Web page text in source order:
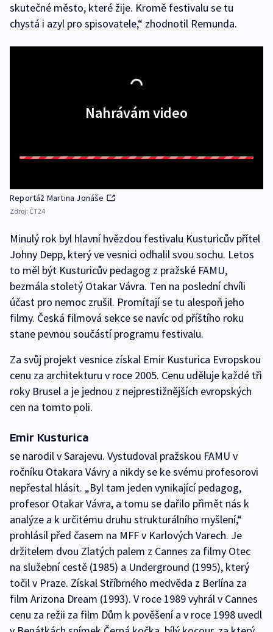
skutečné město, které žije. Kromě festivalu se tu
chystá i azyl pro spisovatele,“ zhodnotil Remunda.
Nahrávám video
Reportáž Martina Jonáše
Zdroj: ČT24
Minulý rok byl hlavní hvězdou festivalu Kusturicův přítel
Johny Depp, který ve vesnici odhalil svou sochu. Letos
to měl být Kusturicův pedagog z pražské FAMU,
bezmála stoletý Otakar Vávra. Ten na poslední chvíli
účast pro nemoc zrušil. Promítají se tu alespoň jeho
filmy. Česká filmová sekce se navíc od příštího roku
stane pevnou součástí programu festivalu.
Za svůj projekt vesnice získal Emir Kusturica Evropskou
cenu za architekturu v roce 2005. Cenu uděluje každé tři
roky Brusel a je jednou z nejprestižnějších evropských
cen na tomto poli.
Emir Kusturica
se narodil v Sarajevu. Vystudoval pražskou FAMU v
ročníku Otakara Vávry a nikdy se ke svému profesorovi
nepřestal hlásit. „Byl tam jeden vynikající pedagog,
profesor Otakar Vávra, a tomu se dařilo přimět nás k
analýze a k určitému druhu strukturálního myšlení,“
prohlásil před časem na MFF v Karlových Varech. Je
držitelem dvou Zlatých palem z Cannes za filmy Otec
na služební cestě (1985) a Underground (1995), který
točil v Praze. Získal Stříbrného medvěda z Berlína za
film Arizona Dream (1993). V roce 1989 vyhrál v Cannes
cenu za režii za film Dům k pověšení a v roce 1998 uvedl